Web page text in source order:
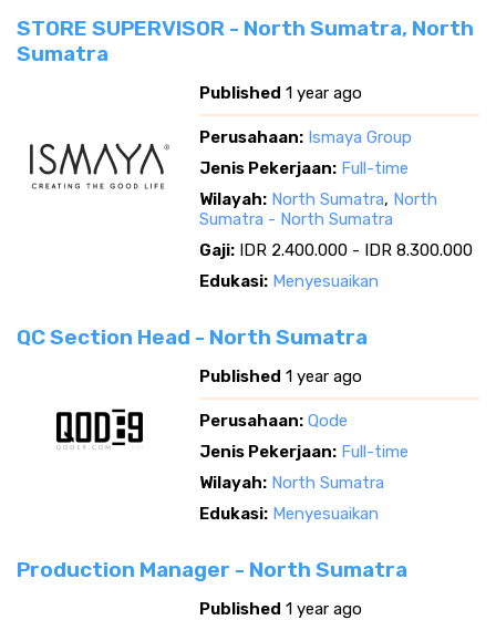
STORE SUPERVISOR - North Sumatra, North
Sumatra
Published 1 year ago
Perusahaan: Ismaya Group
Jenis Pekerjaan: Full-time
Wilayah: North Sumatra, North
Sumatra - North Sumatra
Gaji: IDR 2.400.000 - IDR 8.300.000
Edukasi: Menyesuaikan
QC Section Head - North Sumatra
Published 1 year ago
Perusahaan: Qode
Jenis Pekerjaan: Full-time
Wilayah: North Sumatra
Edukasi: Menyesuaikan
Production Manager - North Sumatra
Published 1 year ago